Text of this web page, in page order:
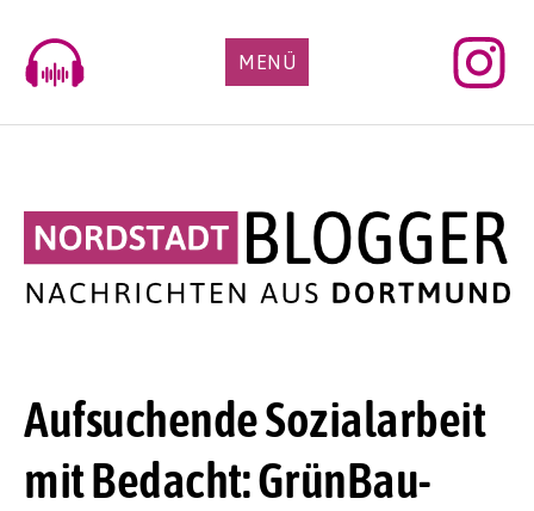
content
MENÜ
Aufsuchende Sozialarbeit
mit Bedacht: GrünBau-